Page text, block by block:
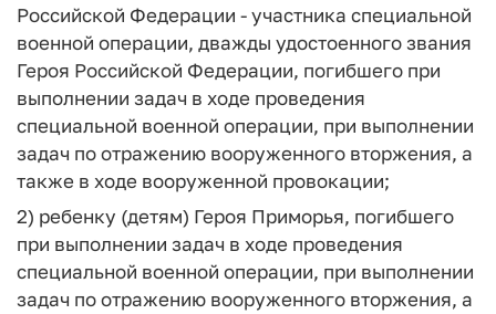
Российской Федерации - участника специальной
военной операции, дважды удостоенного звания
Героя Российской Федерации, погибшего при
выполнении задач в ходе проведения
специальной военной операции, при выполнении
задач по отражению вооруженного вторжения, а
также в ходе вооруженной провокации;
2) ребенку (детям) Героя Приморья, погибшего
при выполнении задач в ходе проведения
специальной военной операции, при выполнении
задач по отражению вооруженного вторжения, а